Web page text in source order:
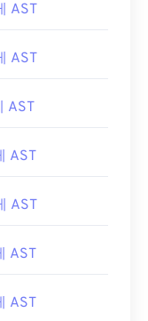
AST
AST
AST
AST
AST
AST
AST